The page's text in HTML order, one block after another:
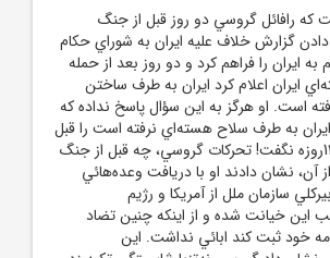
که رافائل گروسي دو روز قبل از جنگ
با دادن گزارش خلاف عليه ايران به شوراي حکام
به ايران را فراهم کرد و دو روز بعد از حمله
ايران اعلام کرد ايران به طرف ساختن
است. او هرگز به اين سؤال پاسخ نداده که
به طرف سلاح‌ هسته‌اي نرفته است را قبل
از جنگ تحميلي 12روزه نگفت! تحرکات گروسي، چه قبل از جنگ
آن، نشان دادند او با دريافت وعده‌هائي
سازمان ملل از آمريکا و رژيم
اين خيانت شده و از اينکه چنين تضاد
خود ثبت کند ابائي نداشت. اين